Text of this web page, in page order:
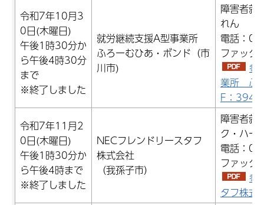
令和7年10月3
0日(木曜日)
午後1時30分か
ら午後4時30分
まで
※終了しました
就労継続支援A型事業所
ふろーむひあ・ボンド（市
川市)
障害者就
れん
電話：
ファッ
参
業所 ふ
F：
令和7年11月2
0日(木曜日)
午後1時30分か
ら午後4時まで
※終了しました
NECフレンドリースタフ
株式会社
（我孫子市）
障害者就
ク・ハー
電話：
ファッ
参
タフ株式